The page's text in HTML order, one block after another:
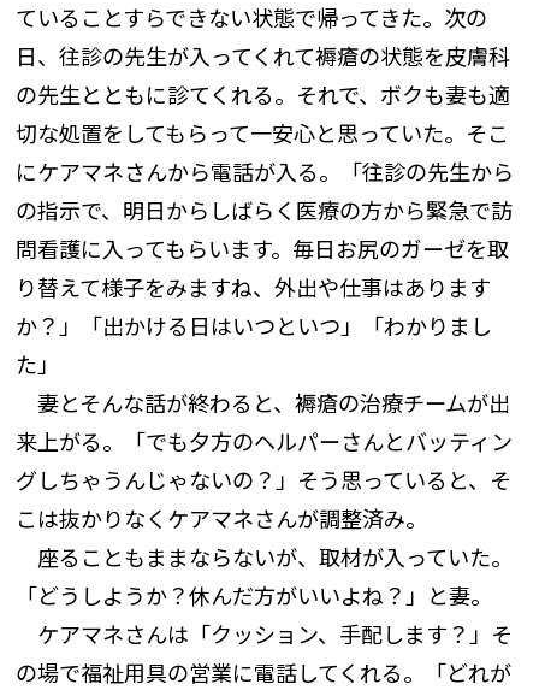
ていることすらできない状態で帰ってきた。次の
日、往診の先生が入ってくれて褥瘡の状態を皮膚科
の先生とともに診てくれる。それで、ボクも妻も適
切な処置をしてもらって一安心と思っていた。そこ
にケアマネさんから電話が入る。「往診の先生から
の指示で、明日からしばらく医療の方から緊急で訪
問看護に入ってもらいます。毎日お尻のガーゼを取
り替えて様子をみますね、外出や仕事はあります
か？」「出かける日はいつといつ」「わかりまし
た」
妻とそんな話が終わると、褥瘡の治療チームが出
来上がる。「でも夕方のヘルパーさんとバッティン
グしちゃうんじゃないの？」そう思っていると、そ
こは抜かりなくケアマネさんが調整済み。
座ることもままならないが、取材が入っていた。
「どうしようか？休んだ方がいいよね？」と妻。
ケアマネさんは「クッション、手配します？」そ
の場で福祉用具の営業に電話してくれる。「どれが